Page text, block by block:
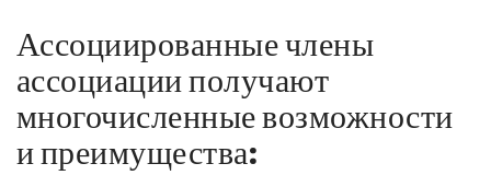
Ассоциированные члены
ассоциации получают
многочисленные возможности
и преимущества: